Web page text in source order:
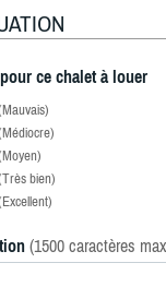
ce chalet à louer
bien)
(1500 caractères